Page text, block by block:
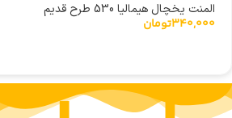
المنت یخچال هیمالیا 530 طرح قدیم
340,000تومان